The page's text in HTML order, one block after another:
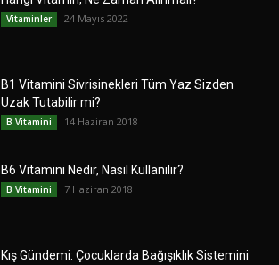
Vitaminler 24 Mayıs 2022
B1 Vitamini Sivrisinekleri Tüm Yaz Sizden
Uzak Tutabilir mi?
B Vitamini 14 Haziran 2018
B6 Vitamini Nedir, Nasıl Kullanılır?
B Vitamini 7 Haziran 2018
Kış Gündemi: Çocuklarda Bağışıklık Sistemini